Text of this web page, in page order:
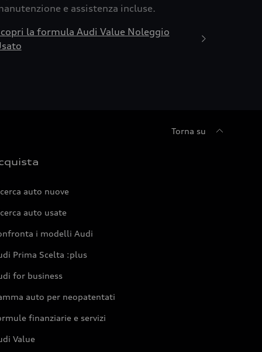
e assistenza incluse.
la formula Audi Value Noleggio
Torna su
auto nuove
auto usate
i modelli Audi
Prima Scelta :plus
for business
auto per neopatentati
finanziarie e servizi
Value